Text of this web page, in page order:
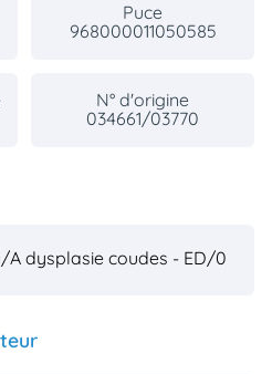
Puce
968000011050585
N° d'origine
034661/03770
A dysplasie coudes - ED/0